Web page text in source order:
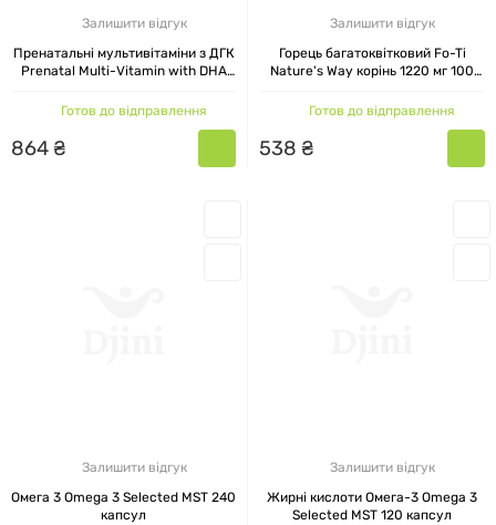
Залишити відгук
Пренатальні мультивітаміни з ДГК
Prenatal Multi-Vitamin with DHA
малина-лимонад 90 жувальних
цукерок
Готов до відправлення
864₴
Залишити відгук
Горець багатоквітковий Fo-Ti
Nature's Way корінь 1220 мг 100
Готов до відправлення
538 ₴
Залишити відгук
Омега 3 Omega 3 Selected MST 240
капсул
Залишити відгук
Жирні кислоти Омега-3 Omega 3
Selected MST 120 капсул